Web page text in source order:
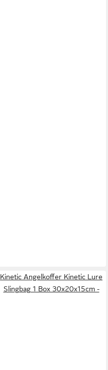
Kinetic Angelkoffer Kinetic Lure
Slingbag 1 Box 30x20x15cm -